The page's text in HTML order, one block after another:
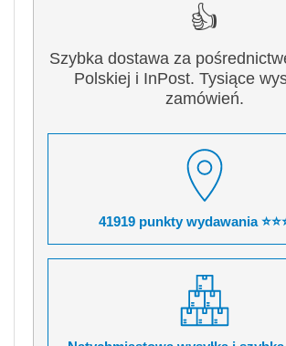
👍
Szybka dostawa za
Polskiej i InPost. Tysiące
zamówień.
41919 punkty wydawania